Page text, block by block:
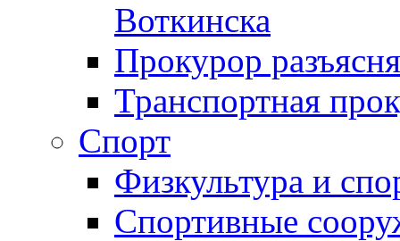
Воткинска
Прокурор
Транспортная
Спорт
Физкультура и
Спортивные